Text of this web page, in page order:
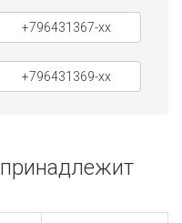
+796431367-xx
+796431369-xx